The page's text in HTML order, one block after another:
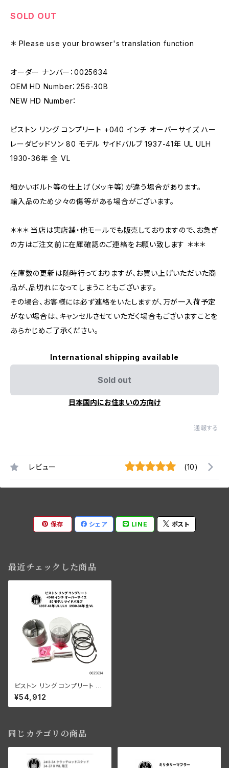
SOLD OUT
＊ Please use your browser's translation function
オーダー ナンバー：0025634
OEM HD Number：256-30B
NEW HD Number：
ピストン リング コンプリート +040 インチ オーバーサイズ ハー
レーダビッドソン 80 モデル サイドバルブ 1937-41年 UL ULH
1930-36年 全 VL
細かいボルト等の仕上げ（メッキ等）が違う場合があります。
輸入品のため少々の傷等がある場合がございます。
＊＊＊ 当店は実店舗・他モールでも販売しておりますので、お急ぎ
の方はご注文前に在庫確認のご連絡をお願い致します ＊＊＊
在庫数の更新は随時行っておりますが、お買い上げいただいた商
品が、品切れになってしまうこともございます。
その場合、お客様には必ず連絡をいたしますが、万が一入荷予定
がない場合は、キャンセルさせていただく場合もございますことを
あらかじめご了承ください。
International shipping available
Sold out
日本国内にお住まいの方向け
通報する
レビュー (10)
保存 シェア LINE ポスト
最近チェックした商品
ピストン リング コンプリート 8
0" SV +040" OS 1937-41年
UH/ULH 全VL 1930-36年
¥54,912
同じカテゴリの商品